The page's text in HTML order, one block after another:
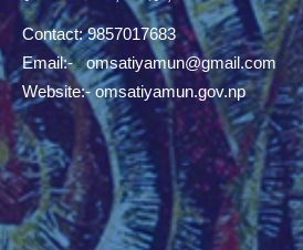
Contact: 9857017683
Email:-omsatiyamun@gmail.com
Website:- omsatiyamun.gov.np